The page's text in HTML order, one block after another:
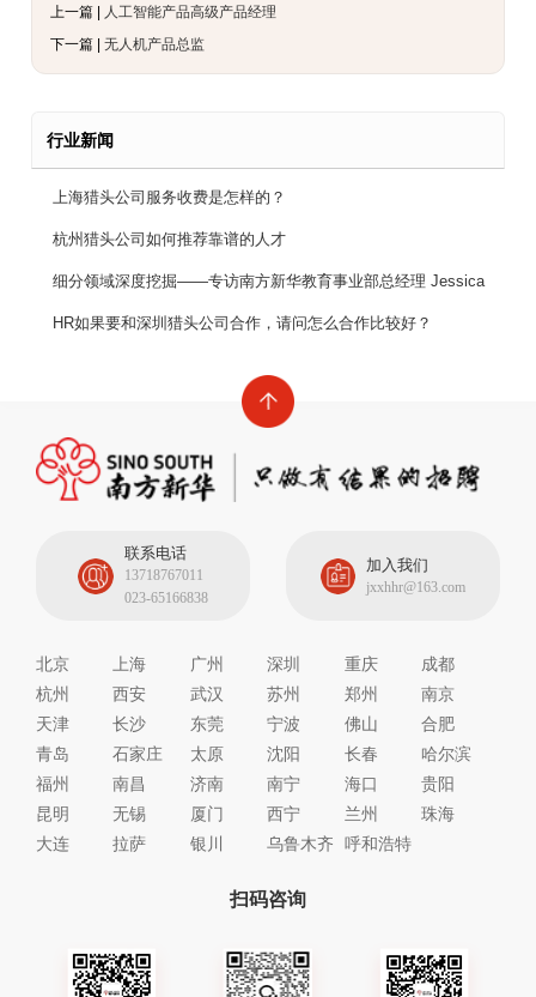
上一篇 |
人工智能产品高级产品经理
下一篇 | 无人机产品总监
行业新闻
上海猎头公司服务收费是怎样的？
杭州猎头公司如何推荐靠谱的人才
细分领域深度挖掘——专访南方新华教育事业部总经理 Jessica
HR如果要和深圳猎头公司合作，请问怎么合作比较好？
联系电话
13718767011
023-65166838
加入我们
jxxhhr@163.com
北京 上海 广州 深圳 重庆
成都
杭州
西安 武汉 苏州 郑州
南京
天津
长沙 东莞 宁波 佛山
合肥
青岛
石家庄 太原 沈阳 长春
哈尔滨
福州
南昌 济南 南宁 海口
贵阳
昆明
无锡 厦门 西宁 兰州
珠海
大连
拉萨 银川 乌鲁木齐 呼和浩特
扫码咨询